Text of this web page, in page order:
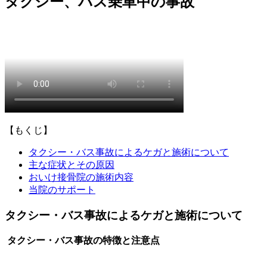
【もくじ】
タクシー・バス事故によるケガと施術について
主な症状とその原因
おいけ接骨院の施術内容
当院のサポート
タクシー・バス事故によるケガと施術について
タクシー・バス事故の特徴と注意点